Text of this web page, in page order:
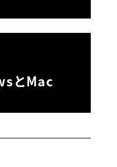
とMac